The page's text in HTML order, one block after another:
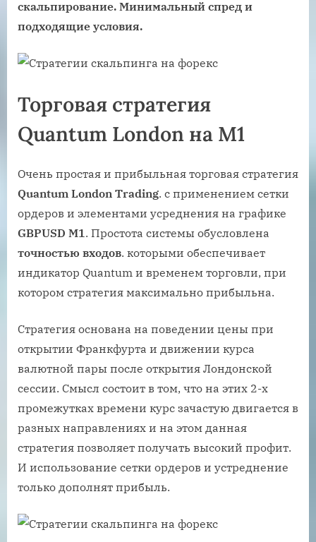
скальпирование. Минимальный спред и
подходящие условия.
Торговая стратегия
Quantum London на М1
Очень простая и прибыльная торговая стратегия
Quantum London Trading. с применением сетки
ордеров и элементами усреднения на графике
GBPUSD М1. Простота системы обусловлена
точностью входов. которыми обеспечивает
индикатор Quantum и временем торговли, при
котором стратегия максимально прибыльна.
Стратегия основана на поведении цены при
открытии Франкфурта и движении курса
валютной пары после открытия Лондонской
сессии. Смысл состоит в том, что на этих 2-х
промежутках времени курс зачастую двигается в
разных направлениях и на этом данная
стратегия позволяет получать высокий профит.
И использование сетки ордеров и устреднение
только дополнят прибыль.